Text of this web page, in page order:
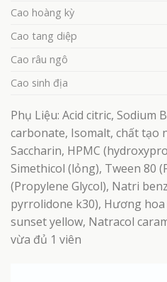
Cao hoàng kỳ
Cao tang diệp
Cao râu ngô
Cao sinh địa
Phụ Liệu: Acid citric, Sodium
carbonate, Isomalt, chất tạo
Saccharin, HPMC
Simethicol (lỏng), Tween 80
(Propylene Glycol), Natri
pyrrolidone k30), Hương
sunset yellow, Natracol
vừa đủ 1 viên